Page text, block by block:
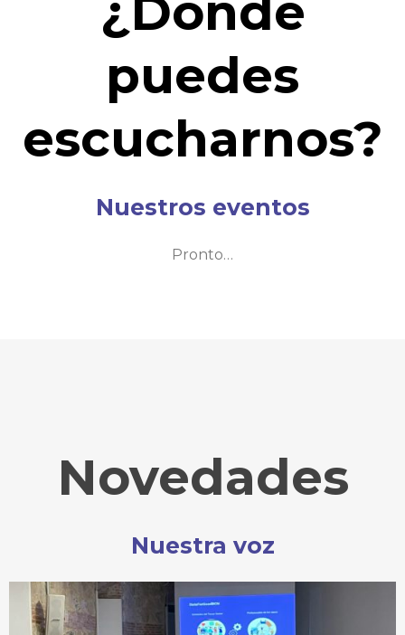
puedes
escucharnos?
Nuestros eventos
Pronto…
Novedades
Nuestra voz